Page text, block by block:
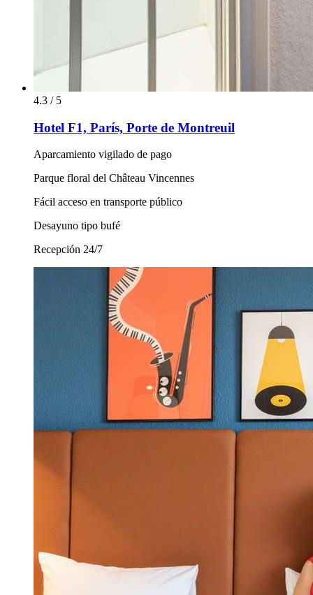
4.3 / 5
Hotel F1, París, Porte de Montreuil
Aparcamiento vigilado de pago
Parque floral del Château Vincennes
Fácil acceso en transporte público
Desayuno tipo bufé
Recepción 24/7